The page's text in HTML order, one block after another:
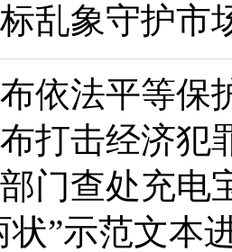
乱象守护市
依法平等保
打击经济犯
门查处充电
状”示范文本